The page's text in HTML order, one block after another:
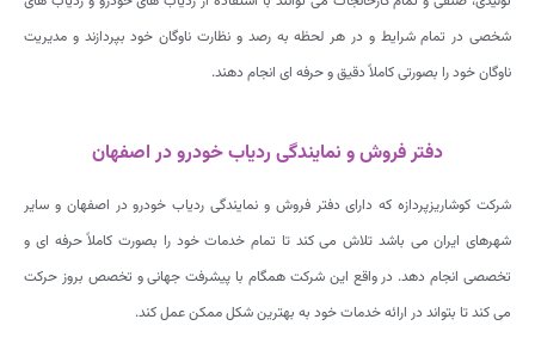
شخصی در تمام شرایط و در هر لحظه به رصد و نظارت ناوگان خود بپردازند و مدیریت
ناوگان خود را بصورتی کاملاً دقیق و حرفه ای انجام دهند.
دفتر فروش و نمایندگی ردیاب خودرو در اصفهان
شرکت کوشاریزپردازه که دارای دفتر فروش و نمایندگی ردیاب خودرو در اصفهان و سایر
شهرهای ایران می باشد تلاش می کند تا تمام خدمات خود را بصورت کاملاً حرفه ای و
تخصصی انجام دهد. در واقع این شرکت همگام با پیشرفت جهانی و تخصص بروز حرکت
می کند تا بتواند در ارائه خدمات خود به بهترین شکل ممکن عمل کند.